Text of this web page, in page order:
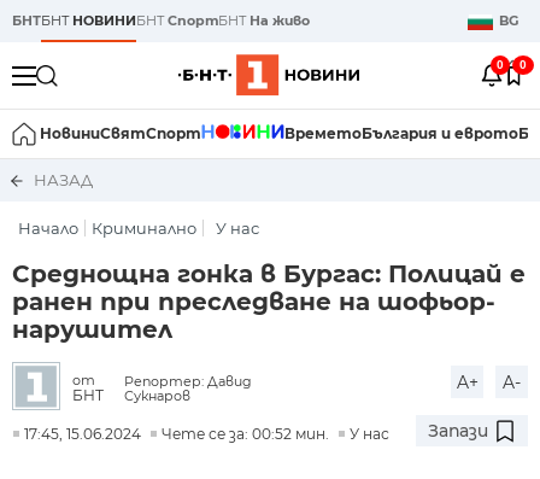
БНТБНТ НОВИНИБНТСпортБНТ На живо BG
0 0
НовиниСвятСпорт ВреметоБългария и еврото
НАЗАД
Начало Криминално У нас
Среднощна гонка в Бургас: Полицай е
ранен при преследване на шофьор-
нарушител
от
БНТ
Репортер: Давид
Сукнаров
A+ A-
17:45, 15.06.2024 Чете се за: 00:52 мин. У нас Запази